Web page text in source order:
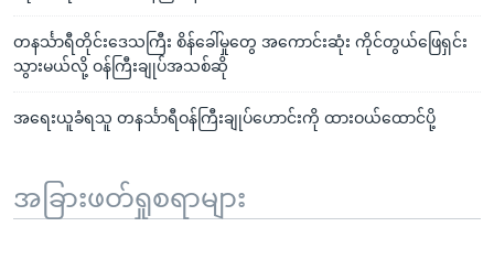
တနင်္သာရီတိုင်းဒေသကြီး စိန်ခေါ်မှုတွေ အကောင်းဆုံး ကိုင်တွယ်ဖြေရှင်း
သွားမယ်လို့ ဝန်ကြီးချုပ်အသစ်ဆို
အရေးယူခံရသူ တနင်္သာရီဝန်ကြီးချုပ်ဟောင်းကို ထားဝယ်ထောင်ပို့
အခြားဖတ်ရှုစရာများ